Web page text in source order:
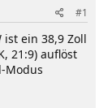
#1
ein 38,9 Zoll
21:9) auflöst
Modus